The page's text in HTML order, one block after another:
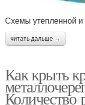
Схемы утепленной и
читать дальше →
Как крыть
Количество